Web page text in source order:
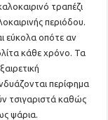
τραπέζι
περιόδου.
εύκολα οπότε αν
κάθε χρόνο. Τα
περίφημα
τσιγαριστά καθώς
ψάρια.